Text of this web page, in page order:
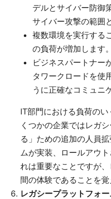
デルとサイバー防御
サイバー攻撃の範囲
複数環境を実行する
の負荷が増加します。
ビジネスパートナー
タワークロードを使
うに正確なコミュニ
IT部門における負荷の
くつかの企業ではレガ
る」ための追加の人員
ムが実装、ロールアウ
れは重要なことですが
間の体験であることを
レガシープラットフォ